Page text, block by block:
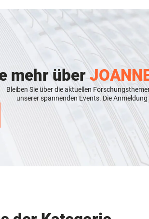
mehr über
Bleiben Sie über die aktuellen
unserer spannenden Events. Die